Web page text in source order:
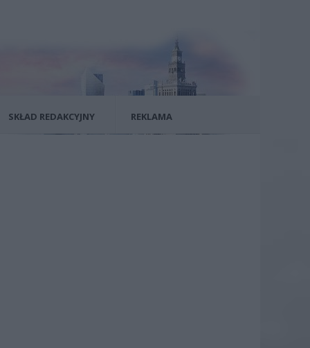
SKŁAD REDAKCYJNY REKLAMA